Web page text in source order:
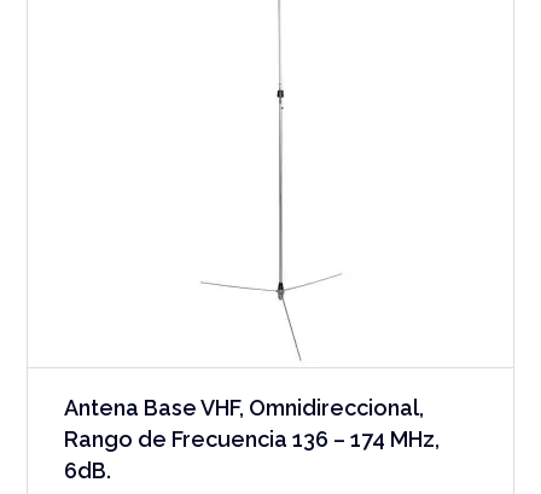
Antena Base VHF, Omnidireccional,
Rango de Frecuencia 136 – 174 MHz,
6dB.